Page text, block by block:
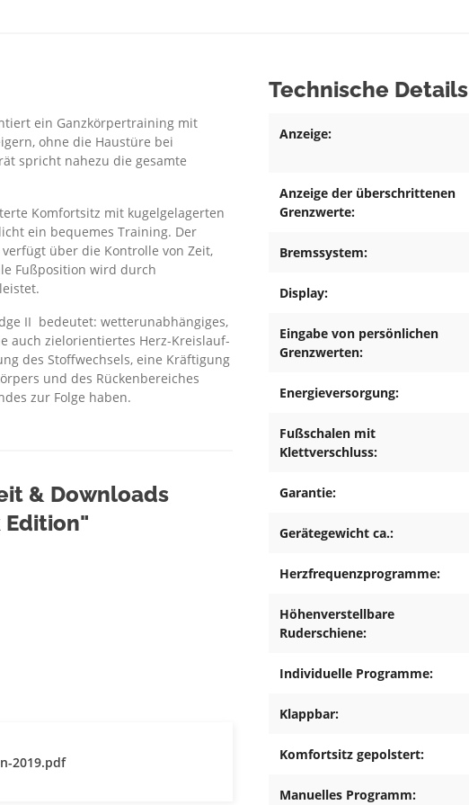
ein Ganzkörpertraining mit
ohne die Haustüre bei
spricht nahezu die gesamte
Komfortsitz mit kugelgelagerten
ein bequemes Training. Der
über die Kontrolle von Zeit,
Fußposition wird durch
II bedeutet: wetterunabhängiges,
auch zielorientiertes Herz-Kreislauf-
des Stoffwechsels, eine Kräftigung
und des Rückenbereiches
zur Folge haben.
& Downloads
Edition"
2019.pdf
Technische Details
Anzeige:
Anzeige der überschrittenen
Grenzwerte:
Bremssystem:
Display:
Eingabe von persönlichen
Grenzwerten:
Energieversorgung:
Fußschalen mit
Klettverschluss:
Garantie:
Gerätegewicht ca.:
Herzfrequenzprogramme:
Höhenverstellbare
Ruderschiene:
Individuelle Programme:
Klappbar:
Komfortsitz gepolstert:
Manuelles Programm: